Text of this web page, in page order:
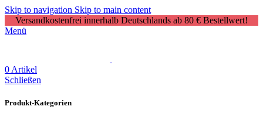
Skip to navigation Skip to main content
Versandkostenfrei innerhalb Deutschlands ab 80 € Bestellwert!
Menü
0 Artikel
Schließen
Produkt-Kategorien